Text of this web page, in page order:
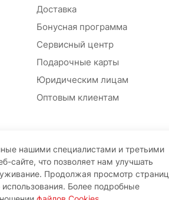
Доставка
Бонусная программа
Сервисный центр
Подарочные карты
Юридическим лицам
Оптовым клиентам
нашими специалистами и третьими
сайте, что позволяет нам улучшать
Продолжая просмотр страниц
Более подробные